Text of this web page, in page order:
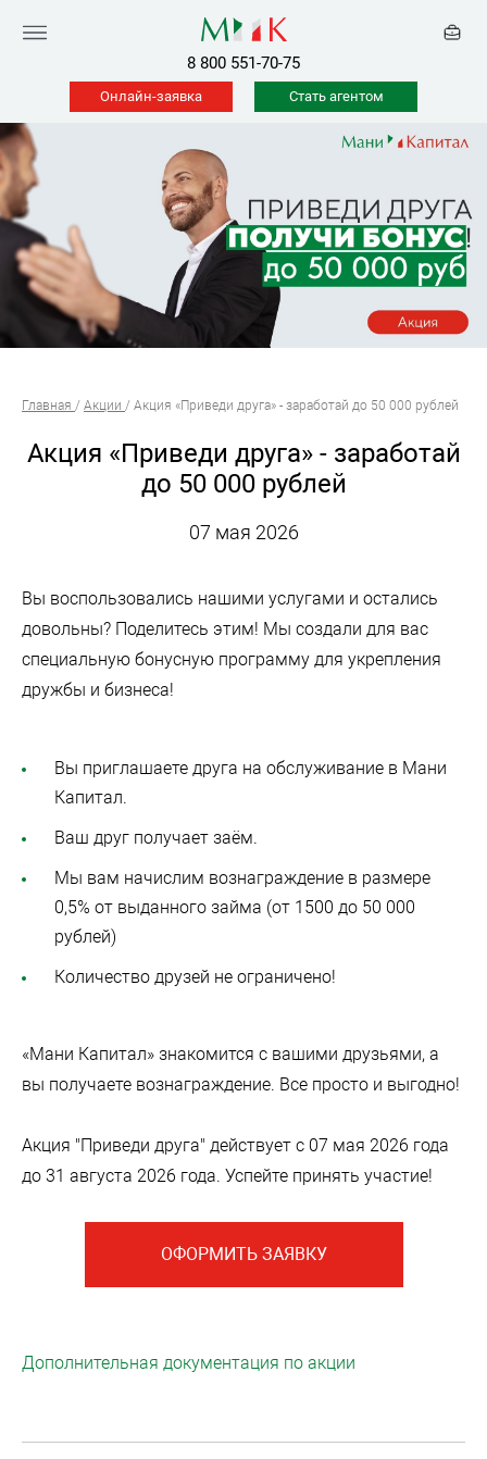
8 800 551-70-75
Онлайн-заявка Стать агентом
Главная / Акции / Акция «Приведи друга» - заработай до 50 000 рублей
Акция «Приведи друга» - заработай
до 50 000 рублей
07 мая 2026
Вы воспользовались нашими услугами и остались
довольны? Поделитесь этим! Мы создали для вас
специальную бонусную программу для укрепления
дружбы и бизнеса!
Вы приглашаете друга на обслуживание в Мани
Капитал.
Ваш друг получает заём.
Мы вам начислим вознаграждение в размере
0,5% от выданного займа (от 1500 до 50 000
рублей)
Количество друзей не ограничено!
«Мани Капитал» знакомится с вашими друзьями, а
вы получаете вознаграждение. Все просто и выгодно!
Акция "Приведи друга" действует с 07 мая 2026 года
до 31 августа 2026 года. Успейте принять участие!
ОФОРМИТЬ ЗАЯВКУ
Дополнительная документация по акции